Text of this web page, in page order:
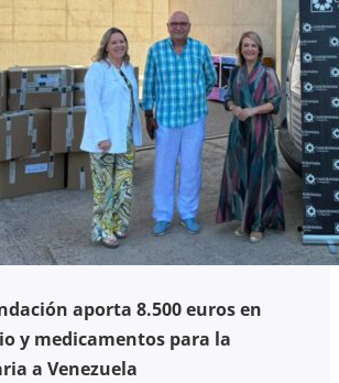
aporta 8.500 euros en
y medicamentos para la
a Venezuela